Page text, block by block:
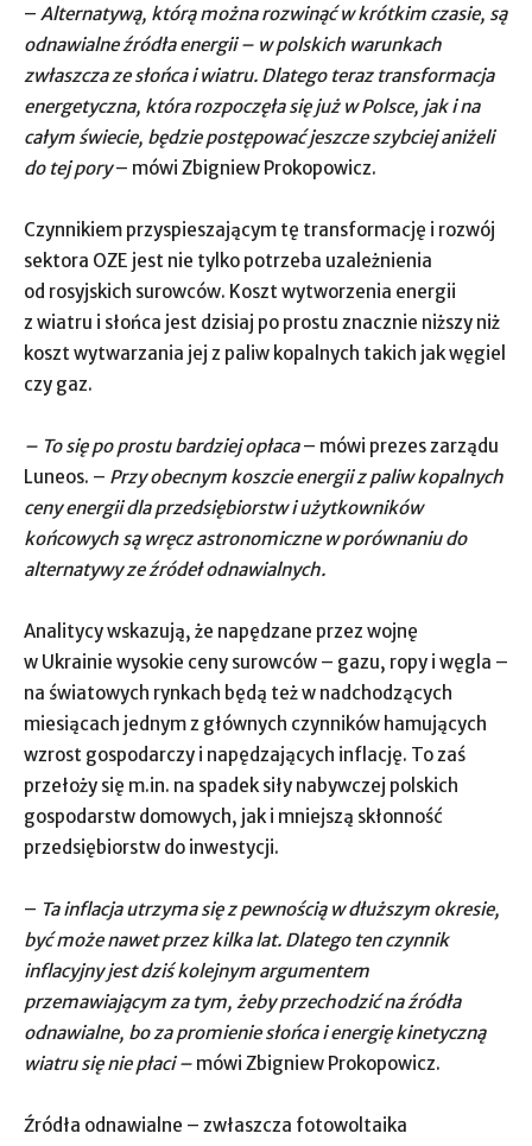
– Alternatywą, którą można rozwinąć w krótkim czasie, są
odnawialne źródła energii – w polskich warunkach
zwłaszcza ze słońca i wiatru. Dlatego teraz transformacja
energetyczna, która rozpoczęła się już w Polsce, jak i na
całym świecie, będzie postępować jeszcze szybciej aniżeli
do tej pory– mówi Zbigniew Prokopowicz.
Czynnikiem przyspieszającym tę transformację i rozwój
sektora OZE jest nie tylko potrzeba uzależnienia
od rosyjskich surowców. Koszt wytworzenia energii
z wiatru i słońca jest dzisiaj po prostu znacznie niższy niż
koszt wytwarzania jej z paliw kopalnych takich jak węgiel
czy gaz.
– To się po prostu bardziej opłaca– mówi prezes zarządu
Luneos. – Przy obecnym koszcie energii z paliw kopalnych
ceny energii dla przedsiębiorstw i użytkowników
końcowych są wręcz astronomiczne w porównaniu do
alternatywy ze źródeł odnawialnych.
Analitycy wskazują, że napędzane przez wojnę
w Ukrainie wysokie ceny surowców – gazu, ropy i węgla –
na światowych rynkach będą też w nadchodzących
miesiącach jednym z głównych czynników hamujących
wzrost gospodarczy i napędzających inflację. To zaś
przełoży się m.in. na spadek siły nabywczej polskich
gospodarstw domowych, jak i mniejszą skłonność
przedsiębiorstw do inwestycji.
– Ta inflacja utrzyma się z pewnością w dłuższym okresie,
być może nawet przez kilka lat. Dlatego ten czynnik
inflacyjny jest dziś kolejnym argumentem
przemawiającym za tym, żeby przechodzić na źródła
odnawialne, bo za promienie słońca i energię kinetyczną
wiatru się nie płaci – mówi Zbigniew Prokopowicz.
Źródła odnawialne – zwłaszcza fotowoltaika